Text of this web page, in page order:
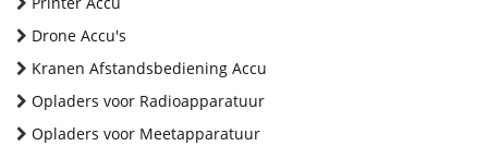
Drone Accu's
Kranen Afstandsbediening Accu
Opladers voor Radioapparatuur
Opladers voor Meetapparatuur